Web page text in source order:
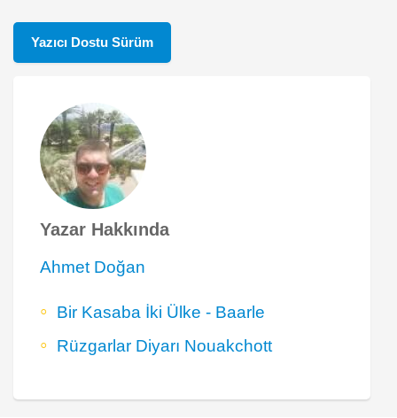
Yazıcı Dostu Sürüm
Yazar Hakkında
Ahmet Doğan
Bir Kasaba İki Ülke - Baarle
Rüzgarlar Diyarı Nouakchott